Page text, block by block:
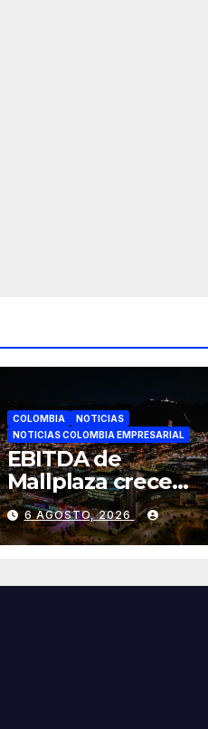
COLOMBIA
NOTICIAS
NOTICIAS COLOMBIA EMPRESARIAL
EBITDA de
Mallplaza crece
9,6% en el
segundo trimestre
mientras avanza
crecimiento en
6 AGOSTO, 2026